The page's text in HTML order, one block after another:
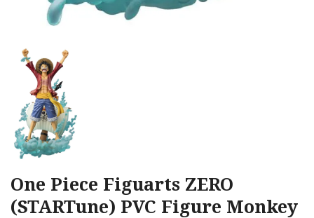
One Piece Figuarts ZERO
(STARTune) PVC Figure Monkey